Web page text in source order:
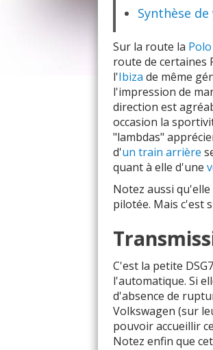
Synthèse
Sur la route la Polo
route de certaines
l'Ibiza de même
l'impression de
direction est
occasion la
"lambdas"
d'un train arrière
quant à elle d'une
Notez aussi
pilotée. Mais c'est
C'est la petite
l'automatique. Si
d'absence de
Volkswagen (sur
pouvoir accueillir
Notez enfin que